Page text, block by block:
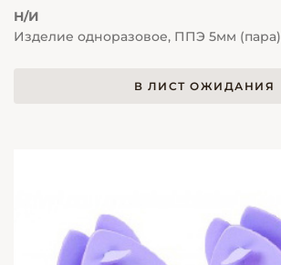
Н/И
Изделие одноразовое, ППЭ 5мм (пара)
В ЛИСТ ОЖИДАНИЯ